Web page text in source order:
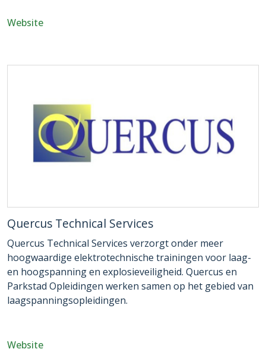
Website
Quercus Technical Services
Quercus Technical Services verzorgt onder meer
hoogwaardige elektrotechnische trainingen voor laag-
en hoogspanning en explosieveiligheid. Quercus en
Parkstad Opleidingen werken samen op het gebied van
laagspanningsopleidingen.
Website